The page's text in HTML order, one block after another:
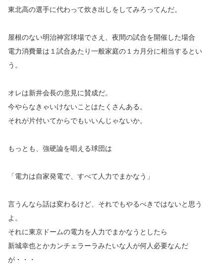
東北高の選手に代わって炊き出しをしてみろってんだ。
屋根のない明治神宮球場でさえ、夜間の試合を開催した場合
電力消費量は１試合あたり一般家庭の１カ月分に相当するとい
う。
オレは新井会長の意見に賛成だ。
今やらなきゃいけないことはたくさんある。
それが片付いてからでもいいんじゃないか。
もっとも、強硬論を唱える球団は
「電力は自家発電で、すべて人力でまかなう」
言うんなら話は変わるけど、それでもやるべきではないと思う
よ。
それに東京ドームの電力を人力でまかなうとしたら
新城幸也とかカンチェラーラみたいな人が何人必要なんだ
が・・・